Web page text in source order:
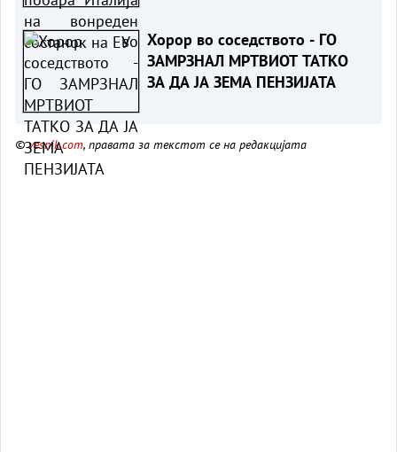
Хорор во соседството - ГО
ЗАМРЗНАЛ МРТВИОТ ТАТКО
ЗА ДА ЈА ЗЕМА ПЕНЗИЈАТА
©vesnik.com, правата за текстот се на редакцијата